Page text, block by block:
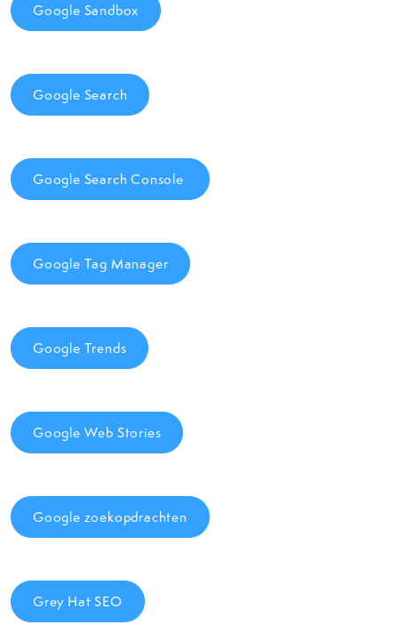
Google Sandbox
Google Search
Google Search Console
Google Tag Manager
Google Trends
Google Web Stories
Google zoekopdrachten
Grey Hat SEO